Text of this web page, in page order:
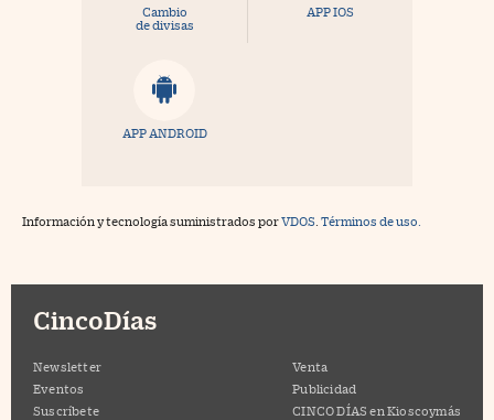
Cambio
de divisas
APP IOS
APP ANDROID
Información y tecnología suministrados porVDOS Términos de uso.
CincoDías
Newsletter
Eventos
Suscríbete
Venta
Publicidad
CINCO DÍAS en Kioscoymás